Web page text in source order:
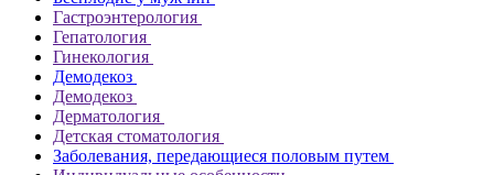
Гастроэнтерология
Гепатология
Гинекология
Демодекоз
Демодекоз
Дерматология
Детская стоматология
Заболевания, передающиеся половым путем